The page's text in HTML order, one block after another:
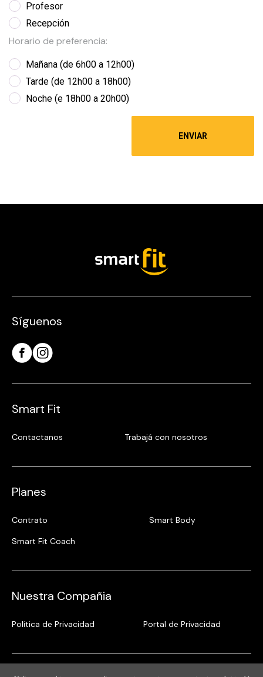
Profesor
Recepción
Horario de preferencia:
Mañana (de 6h00 a 12h00)
Tarde (de 12h00 a 18h00)
Noche (e 18h00 a 20h00)
Síguenos
Smart Fit
Contactanos Trabajá con nosotros
Planes
Contrato
Smart Body
Smart Fit Coach
Nuestra Compañia
Política de Privacidad Portal de Privacidad